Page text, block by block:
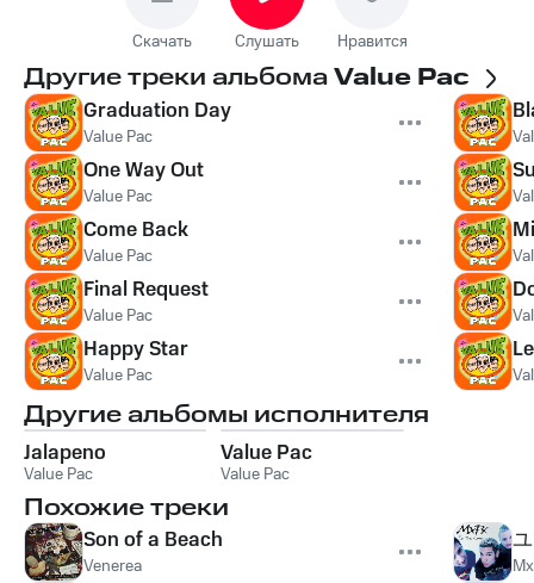
Скачать Слушать Нравится
Другие треки альбомаValue Pac
Graduation Day
Value Pac
One Way Out
Value Pac
Come Back
Value Pac
Final Request
Value Pac
Happy Star
Value Pac
Другие альбомы исполнителя
Jalapeno
Value Pac
Value Pac
Value Pac
Похожие треки
Son of a Beach
Venerea